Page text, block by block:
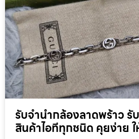
รับจำนำกล้องลาดพร้าว รั
สินค้าไอทีทุกชนิด คุยง่าย